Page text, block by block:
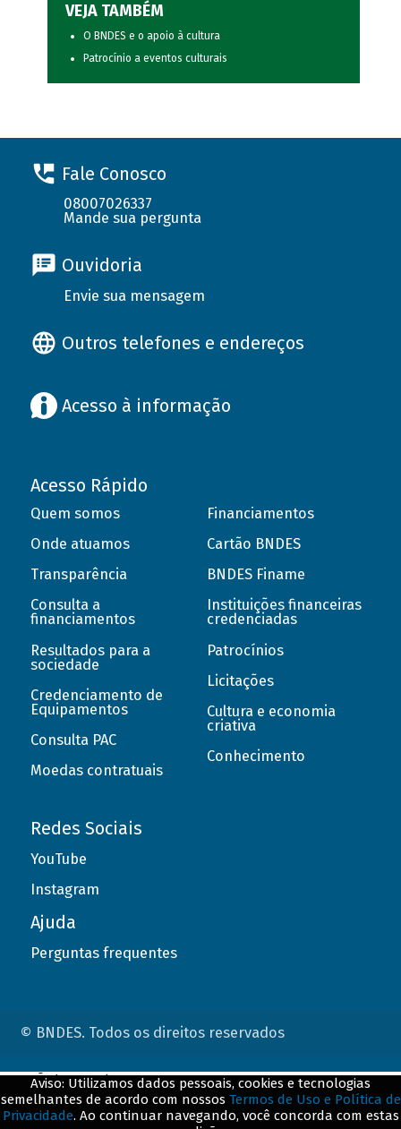
VEJA TAMBÉM
O BNDES e o apoio à cultura
Patrocínio a eventos culturais
Fale Conosco
08007026337
Mande sua pergunta
Ouvidoria
Envie sua mensagem
Outros telefones e endereços
Acesso à informação
Acesso Rápido
Quem somos
Onde atuamos
Transparência
Consulta a
financiamentos
Resultados para a
sociedade
Credenciamento de
Equipamentos
Consulta PAC
Moedas contratuais
Financiamentos
Cartão BNDES
BNDES Finame
Instituições financeiras
credenciadas
Patrocínios
Licitações
Cultura e economia
criativa
Conhecimento
Redes Sociais
YouTube
Instagram
Ajuda
Perguntas frequentes
© BNDES. Todos os direitos reservados
Aviso: Utilizamos dados pessoais, cookies e tecnologias
semelhantes de acordo com nossos Termos de Uso e Política de
Privacidade. Ao continuar navegando, você concorda com estas
ConteÃºdo complementar
${title}${badge}